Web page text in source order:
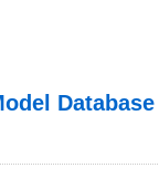
Database